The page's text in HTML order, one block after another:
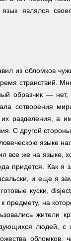
язык являлся
из обломков
странствий.
образчик — нет,
сотворения
разделения, а
С другой
языке
все же на языке,
придется. Как я
и еще я
куски,
на
жители
людей, с
обломков,